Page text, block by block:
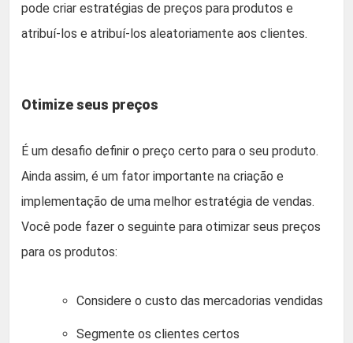
pode criar estratégias de preços para produtos e
atribuí-los e atribuí-los aleatoriamente aos clientes.
Otimize seus preços
É um desafio definir o preço certo para o seu produto.
Ainda assim, é um fator importante na criação e
implementação de uma melhor estratégia de vendas.
Você pode fazer o seguinte para otimizar seus preços
para os produtos:
Considere o custo das mercadorias vendidas
Segmente os clientes certos